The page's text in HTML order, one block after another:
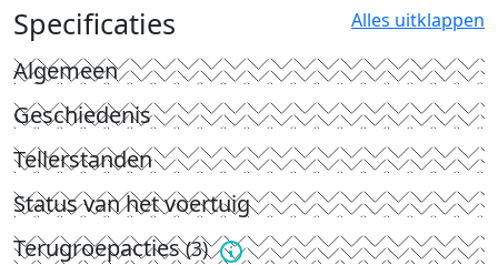
Specificaties Alles uitklappen
Algemeen
Geschiedenis
Tellerstanden
Status van het voertuig
Terugroepacties(3)